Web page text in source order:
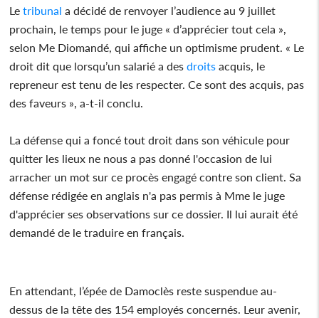
Le tribunal a décidé de renvoyer l’audience au 9 juillet
prochain, le temps pour le juge « d’apprécier tout cela »,
selon Me Diomandé, qui affiche un optimisme prudent. « Le
droit dit que lorsqu’un salarié a des droits acquis, le
repreneur est tenu de les respecter. Ce sont des acquis, pas
des faveurs », a-t-il conclu.
La défense qui a foncé tout droit dans son véhicule pour
quitter les lieux ne nous a pas donné l'occasion de lui
arracher un mot sur ce procès engagé contre son client. Sa
défense rédigée en anglais n'a pas permis à Mme le juge
d'apprécier ses observations sur ce dossier. Il lui aurait été
demandé de le traduire en français.
En attendant, l’épée de Damoclès reste suspendue au-
dessus de la tête des 154 employés concernés. Leur avenir,